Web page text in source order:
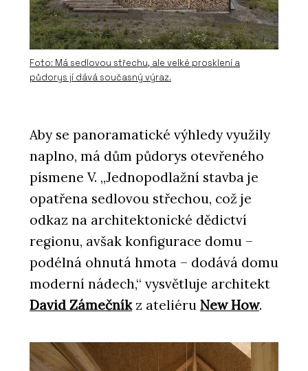
Foto: Má sedlovou střechu, ale velké prosklení a
půdorys jí dává současný výraz.
Aby se panoramatické výhledy využily
naplno, má dům půdorys otevřeného
písmene V. „Jednopodlažní stavba je
opatřena sedlovou střechou, což je
odkaz na architektonické dědictví
regionu, avšak konfigurace domu –
podélná ohnutá hmota – dodává domu
moderní nádech,“ vysvětluje architekt
David Zámečníkz ateliéru New How.